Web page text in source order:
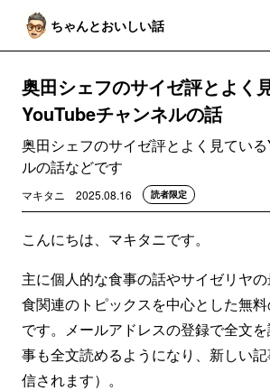
ちゃんとおいしい話
奥田シェフのサイゼ評とよく
YouTubeチャンネルの話
奥田シェフのサイゼ評とよく見てい
ルの話などです
マキタニ 2025.08.16 読者限定
こんにちは、マキタニです。
主に個人的な食事の話やサイゼリヤ
食関連のトピックスを中心とした無
です。メールアドレスの登録で全文
事も全文読めるようになり、新しい
信されます）。